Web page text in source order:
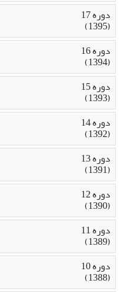
دوره 17
(1395)
دوره 16
(1394)
دوره 15
(1393)
دوره 14
(1392)
دوره 13
(1391)
دوره 12
(1390)
دوره 11
(1389)
دوره 10
(1388)